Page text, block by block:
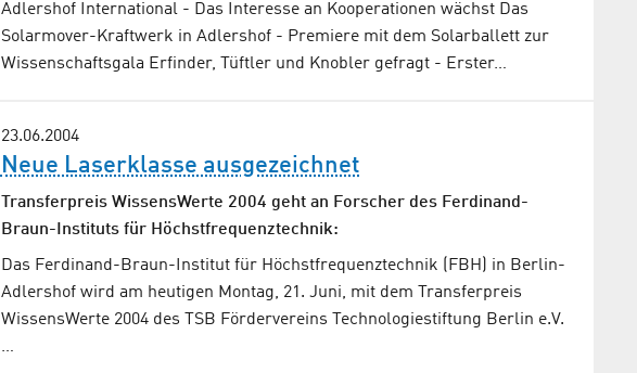
Adlershof International - Das Interesse an Kooperationen wächst Das
Solarmover-Kraftwerk in Adlershof - Premiere mit dem Solarballett zur
Wissenschaftsgala Erfinder, Tüftler und Knobler gefragt - Erster…
23.06.2004
Neue Laserklasse ausgezeichnet
Transferpreis WissensWerte 2004 geht an Forscher des Ferdinand-
Braun-Instituts für Höchstfrequenztechnik:
Das Ferdinand-Braun-Institut für Höchstfrequenztechnik (FBH) in Berlin-
Adlershof wird am heutigen Montag, 21. Juni, mit dem Transferpreis
WissensWerte 2004 des TSB Fördervereins Technologiestiftung Berlin e.V.
…